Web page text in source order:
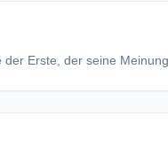
Erste, der seine